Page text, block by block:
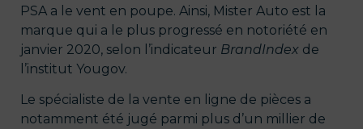
PSA a le vent en poupe. Ainsi, Mister Auto est la
marque qui a le plus progressé en notoriété en
janvier 2020, selon l’indicateur BrandIndex de
l’institut Yougov.
Le spécialiste de la vente en ligne de pièces a
notamment été jugé parmi plus d’un millier de